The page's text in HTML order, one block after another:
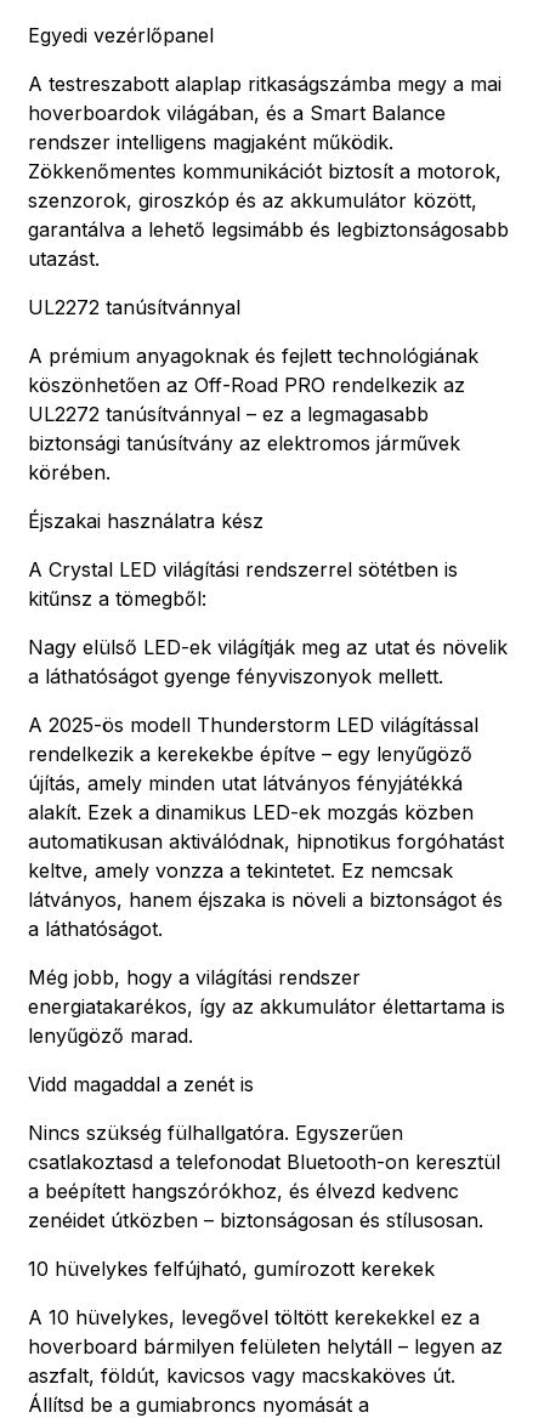
Egyedi vezérlőpanel
A testreszabott alaplap ritkaságszámba megy a mai
hoverboardok világában, és a Smart Balance
rendszer intelligens magjaként működik.
Zökkenőmentes kommunikációt biztosít a motorok,
szenzorok, giroszkóp és az akkumulátor között,
garantálva a lehető legsimább és legbiztonságosabb
utazást.
UL2272 tanúsítvánnyal
A prémium anyagoknak és fejlett technológiának
köszönhetően az Off-Road PRO rendelkezik az
UL2272 tanúsítvánnyal – ez a legmagasabb
biztonsági tanúsítvány az elektromos járművek
körében.
Éjszakai használatra kész
A Crystal LED világítási rendszerrel sötétben is
kitűnsz a tömegből:
Nagy elülső LED-ek világítják meg az utat és növelik
a láthatóságot gyenge fényviszonyok mellett.
A 2025-ös modell Thunderstorm LED világítással
rendelkezik a kerekekbe építve – egy lenyűgöző
újítás, amely minden utat látványos fényjátékká
alakít. Ezek a dinamikus LED-ek mozgás közben
automatikusan aktiválódnak, hipnotikus forgóhatást
keltve, amely vonzza a tekintetet. Ez nemcsak
látványos, hanem éjszaka is növeli a biztonságot és
a láthatóságot.
Még jobb, hogy a világítási rendszer
energiatakarékos, így az akkumulátor élettartama is
lenyűgöző marad.
Vidd magaddal a zenét is
Nincs szükség fülhallgatóra. Egyszerűen
csatlakoztasd a telefonodat Bluetooth-on keresztül
a beépített hangszórókhoz, és élvezd kedvenc
zenéidet útközben – biztonságosan és stílusosan.
10 hüvelykes felfújható, gumírozott kerekek
A 10 hüvelykes, levegővel töltött kerekekkel ez a
hoverboard bármilyen felületen helytáll – legyen az
aszfalt, földút, kavicsos vagy macskaköves út.
Állítsd be a gumiabroncs nyomását a